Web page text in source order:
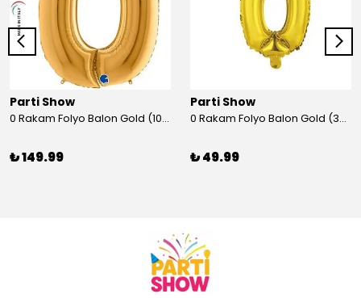
Parti Show
0 Rakam Folyo Balon Gold (100x70 cm)
₺ 149.99
Parti Show
0 Rakam Folyo Balon Gold (35 cm)
₺ 49.99